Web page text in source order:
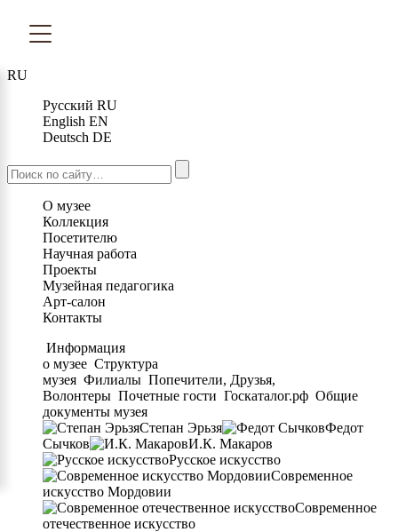
RU
Русский RU
English EN
Deutsch DE
О музее
Коллекция
Посетителю
Научная работа
Проекты
Музейная педагогика
Арт-салон
Контакты
Информация
о музее Структура
музея Филиалы Попечители, Друзья,
Волонтеры Почетные гости Госкаталог.рф Общие
документы музея
Степан Эрьзя
Федот
Сычков
И.К. Макаров
Русское искусство
Современное
искусство Мордовии
Современное
отечественное искусство